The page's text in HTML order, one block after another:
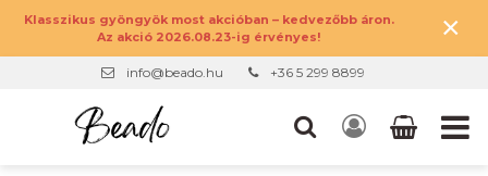
Klasszikus gyöngyök most akcióban – kedvezőbb áron.
Az akció 2026.08.23-ig érvényes!
×
info@beado.hu +36 5 299 8899